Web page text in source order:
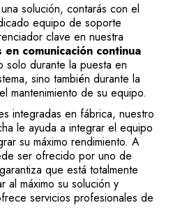
solución, contarás con el
equipo de soporte
clave en nuestra
en comunicación continua
solo durante la puesta en
sino también durante la
mantenimiento de su equipo.
integradas en fábrica, nuestro
le ayuda a integrar el equipo
su máximo rendimiento. A
ser ofrecido por uno de
que está totalmente
al máximo su solución y
servicios profesionales de